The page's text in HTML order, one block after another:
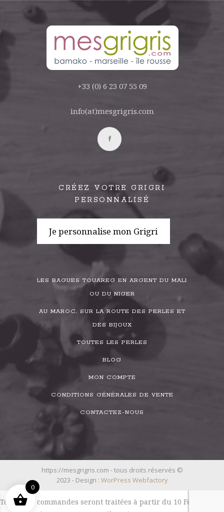
+33 (0) 6 23 07 55 09
info(at)mesgrigris.com
CRÉEZ VOTRE GRIGRI
PERSONNALISÉ
Je personnalise mon Grigri
LES BAGUES TOUAREG EN ARGENT DU MALI
OU DU NIGER
AU MAROC, SUR LA ROUTE DES PERLES ET
DES BIJOUX
TOUTES LES PERLES
BLOG
MON COMPTE
CONDITIONS GÉNÉRALES DE VENTE
CONTACTEZ-NOUS
https://mesgrigris.com - tous droits réservés ©
2023 - Design : WorPress Webfactory
Toutes les commandes seront traitées à partir du 10 Février
0